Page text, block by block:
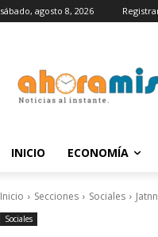
sábado, agosto 8, 2026
INICIO ECONOMÍA
Inicio Secciones Sociales
Sociales